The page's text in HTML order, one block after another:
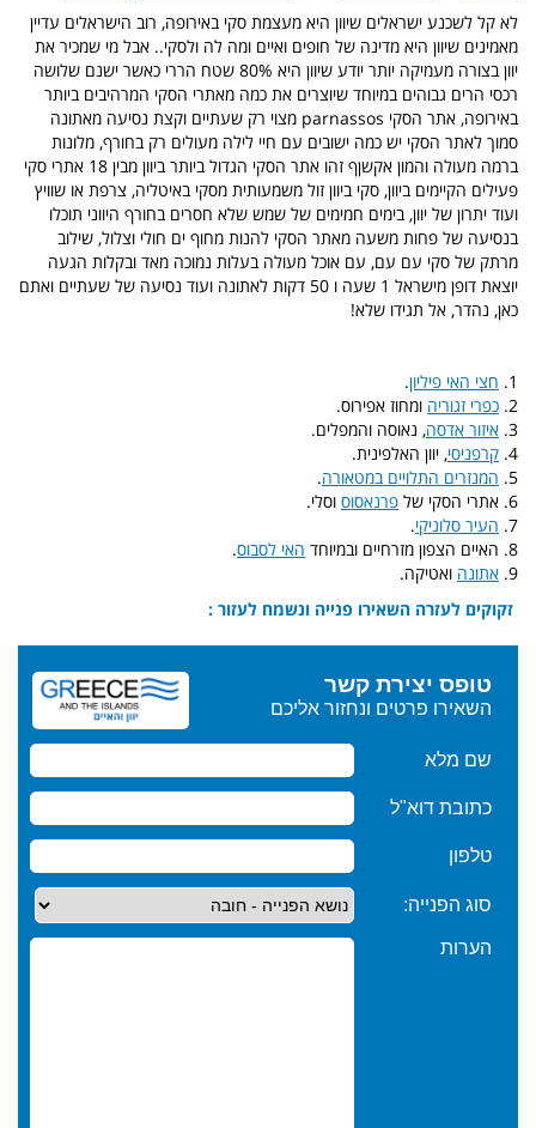
לא קל לשכנע ישראלים שיוון היא מעצמת סקי באירופה, רוב הישראלים עדיין
מאמינים שיוון היא מדינה של חופים ואיים ומה לה ולסקי.. אבל מי שמכיר את
יוון בצורה מעמיקה יותר יודע שיוון היא 80% שטח הררי כאשר ישנם שלושה
רכסי הרים גבוהים במיוחד שיוצרים את כמה מאתרי הסקי המרהיבים ביותר
באירופה, אתר הסקי parnassos מצוי רק שעתיים וקצת נסיעה מאתונה
סמוך לאתר הסקי יש כמה ישובים עם חיי לילה מעולים רק בחורף, מלונות
ברמה מעולה והמון אקשןף זהו אתר הסקי הגדול ביותר ביוון מבין 18 אתרי סקי
פעילים הקיימים ביוון, סקי ביוון זול משמעותית מסקי באיטליה, צרפת או שוויץ
ועוד יתרון של יוון, בימים חמימים של שמש שלא חסרים בחורף היווני תוכלו
בנסיעה של פחות משעה מאתר הסקי להנות מחוף ים חולי וצלול, שילוב
מרתק של סקי עם עם, עם אוכל מעולה בעלות נמוכה מאד ובקלות הגעה
יוצאת דופן מישראל 1 שעה ו 50 דקות לאתונה ועוד נסיעה של שעתיים ואתם
כאן, נהדר, אל תגידו שלא!
1. חצי האי פיליון.
2. כפרי זגוריה ומחוז אפירוס.
3. איזור אדסה, נאוסה והמפלים.
4. קרפניסי, יוון האלפינית.
5. המנזרים התלויים במטאורה.
6. אתרי הסקי של
פרנאסוס וסלי.
7. העיר סלוניקי.
8. האיים הצפון מזרחיים ובמיוחד
האי לסבוס.
9. אתונה ואטיקה.
זקוקים לעזרה השאירו פנייה ונשמח לעזור :